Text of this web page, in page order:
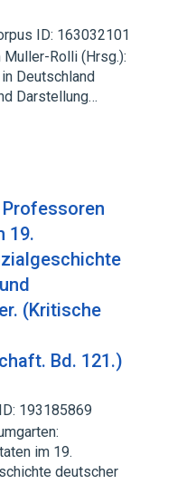
ID: 163032101
Rolli (Hrsg.):
Deutschland
Darstellung…
19.
(Kritische
Bd. 121.)
193185869
im 19.
deutscher